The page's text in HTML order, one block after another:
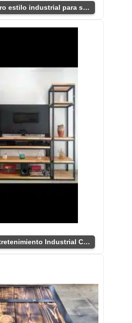
Mesa de centro estilo industrial para sala moderna
Centro de Entretenimiento Industrial Chic